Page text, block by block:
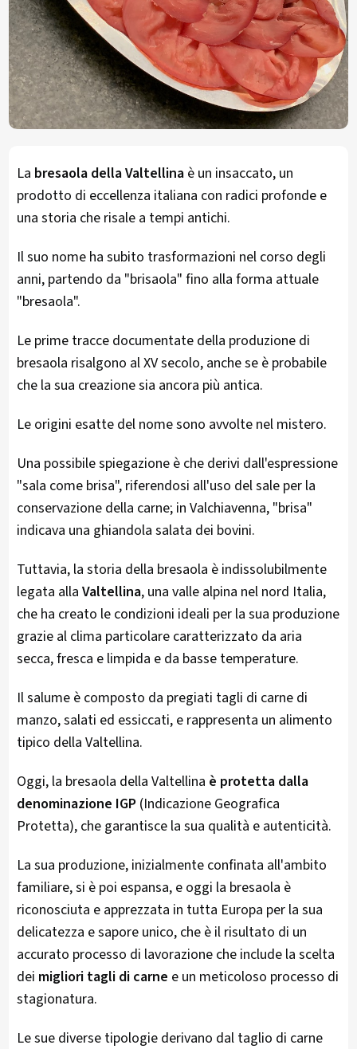
La bresaola della Valtellina è un insaccato, un
prodotto di eccellenza italiana con radici profonde e
una storia che risale a tempi antichi.
Il suo nome ha subito trasformazioni nel corso degli
anni, partendo da "brisaola" fino alla forma attuale
"bresaola"​.
Le prime tracce documentate della produzione di
bresaola risalgono al XV secolo, anche se è probabile
che la sua creazione sia ancora più antica​.
Le origini esatte del nome sono avvolte nel mistero.
Una possibile spiegazione è che derivi dall'espressione
"sala come brisa", riferendosi all'uso del sale per la
conservazione della carne; in Valchiavenna, "brisa"
indicava una ghiandola salata dei bovini​​.
Tuttavia, la storia della bresaola è indissolubilmente
legata alla Valtellina, una valle alpina nel nord Italia,
che ha creato le condizioni ideali per la sua produzione
grazie al clima particolare caratterizzato da aria
secca, fresca e limpida e da basse temperature​​.
Il salume è composto da pregiati tagli di carne di
manzo, salati ed essiccati, e rappresenta un alimento
tipico della Valtellina.
Oggi, la bresaola della Valtellina è protetta dalla
denominazione IGP (Indicazione Geografica
Protetta), che garantisce la sua qualità e autenticità​​.
La sua produzione, inizialmente confinata all'ambito
familiare, si è poi espansa, e oggi la bresaola è
riconosciuta e apprezzata in tutta Europa per la sua
delicatezza e sapore unico, che è il risultato di un
accurato processo di lavorazione che include la scelta
dei migliori tagli di carne e un meticoloso processo di
stagionatura​​.
Le sue diverse tipologie derivano dal taglio di carne